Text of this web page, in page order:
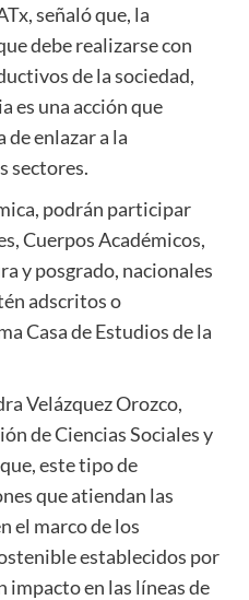
señaló que, la
debe realizarse con
de la sociedad,
es una acción que
enlazar a la
sectores.
podrán participar
Cuerpos Académicos,
y posgrado, nacionales
adscritos o
Casa de Estudios de la
Velázquez Orozco,
de Ciencias Sociales y
este tipo de
que atiendan las
el marco de los
establecidos por
impacto en las líneas de